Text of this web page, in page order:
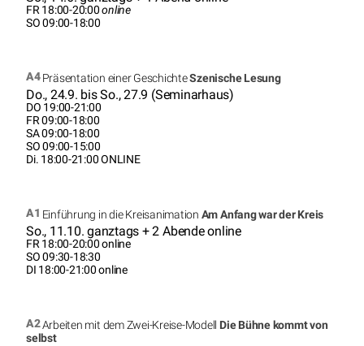
FR 18:00-20:00online
SO 09:00-18:00
A4 Präsentation einer GeschichteSzenische Lesung
Do., 24.9. bis So., 27.9 (Seminarhaus)
DO 19:00-21:00
FR 09:00-18:00
SA 09:00-18:00
SO 09:00-15:00
Di. 18:00-21:00 ONLINE
A1 Einführung in die Kreisanimation Am Anfang war der Kreis
So., 11.10. ganztags + 2 Abende online
FR 18:00-20:00 online
SO 09:30-18:30
DI 18:00-21:00 online
A2Arbeiten mit dem Zwei-Kreise-Modell Die Bühne kommt von
selbst